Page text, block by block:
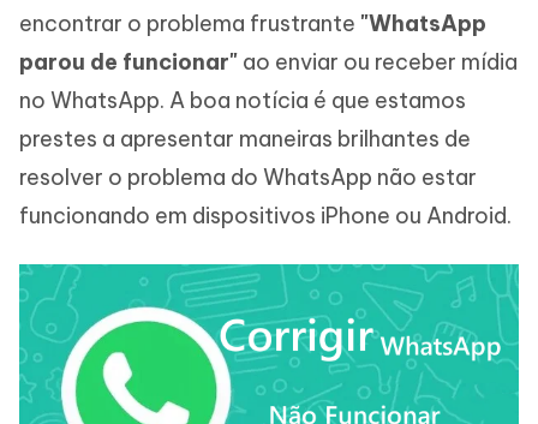
encontrar o problema frustrante "WhatsApp
parou de funcionar" ao enviar ou receber mídia
no WhatsApp. A boa notícia é que estamos
prestes a apresentar maneiras brilhantes de
resolver o problema do WhatsApp não estar
funcionando em dispositivos iPhone ou Android.